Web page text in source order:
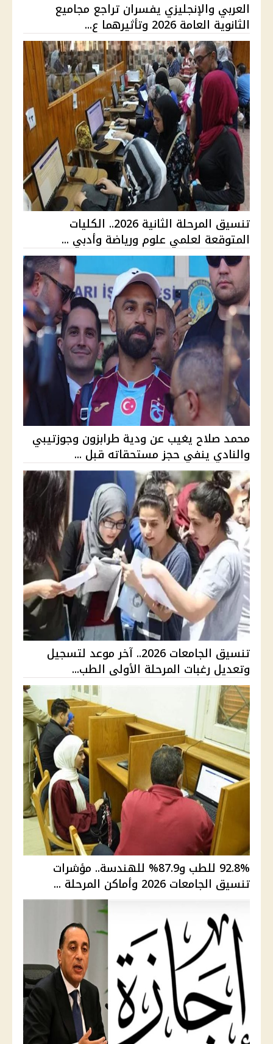
العربي والإنجليزي يفسران تراجع مجاميع
الثانوية العامة 2026 وتأثيرهما ع...
تنسيق المرحلة الثانية 2026.. الكليات
المتوقعة لعلمي علوم ورياضة وأدبي ...
محمد صلاح يغيب عن ودية طرابزون وجوزتيبي
والنادي ينفي حجز مستحقاته قبل ...
تنسيق الجامعات 2026.. آخر موعد لتسجيل
وتعديل رغبات المرحلة الأولى الطب...
92.8% للطب و87.9% للهندسة.. مؤشرات
تنسيق الجامعات 2026 وأماكن المرحلة ...